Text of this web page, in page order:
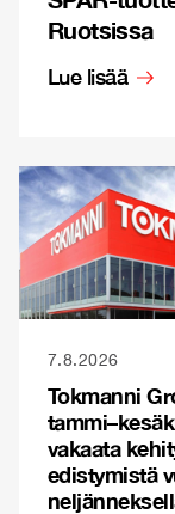
Ruotsissa
Lue lisää
7.8.2026
Tokmanni
vakaata
edistymistä